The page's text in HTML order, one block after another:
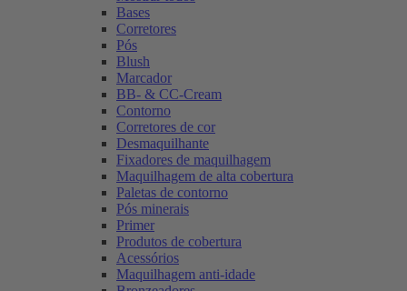
Bases
Corretores
Pós
Blush
Marcador
BB- & CC-Cream
Contorno
Corretores de cor
Desmaquilhante
Fixadores de maquilhagem
Maquilhagem de alta cobertura
Paletas de contorno
Pós minerais
Primer
Produtos de cobertura
Acessórios
Maquilhagem anti-idade